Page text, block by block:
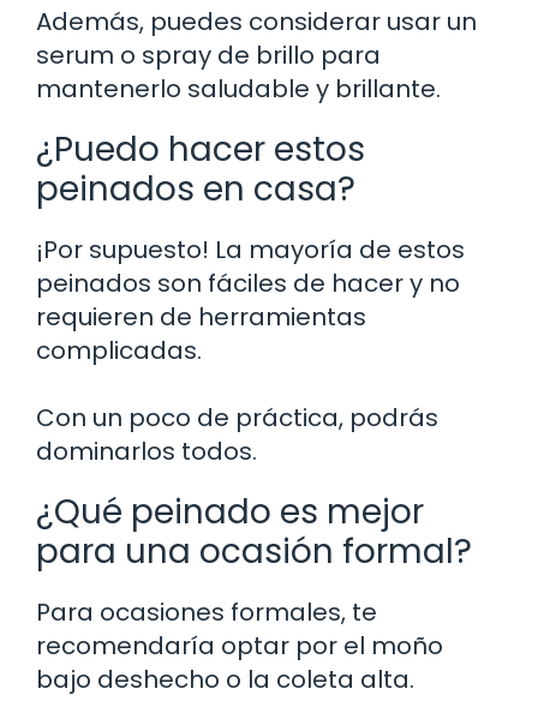
Además, puedes considerar usar un
serum o spray de brillo para
mantenerlo saludable y brillante.
¿Puedo hacer estos
peinados en casa?
¡Por supuesto! La mayoría de estos
peinados son fáciles de hacer y no
requieren de herramientas
complicadas.
Con un poco de práctica, podrás
dominarlos todos.
¿Qué peinado es mejor
para una ocasión formal?
Para ocasiones formales, te
recomendaría optar por el moño
bajo deshecho o la coleta alta.